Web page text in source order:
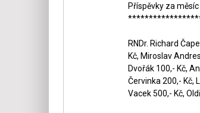
Příspěvky za měsíc
RNDr. Richard
Kč, Miroslav
Dvořák 100,- Kč,
Červinka 200,- Kč,
Vacek 500,- Kč,